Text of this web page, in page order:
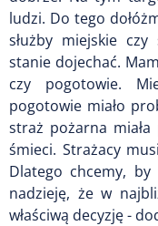
ludzi. Do tego
służby miejskie
stanie dojechać.
czy pogotowie.
pogotowie miało
straż pożarna
śmieci. Strażacy
Dlatego chcemy,
nadzieję, że w
właściwą decyzję -